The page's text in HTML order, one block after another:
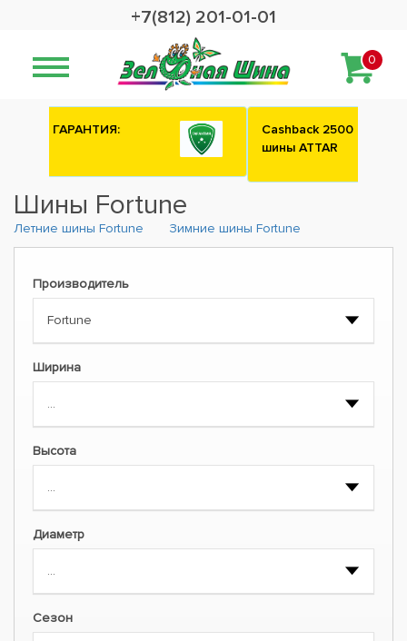
+7(812) 201-01-01
0
Сashback 2500 рублей на зимние
Шины Fortune
Летние шины Fortune Зимние шины Fortune
Производитель
Ширина
Высота
Диаметр
Сезон